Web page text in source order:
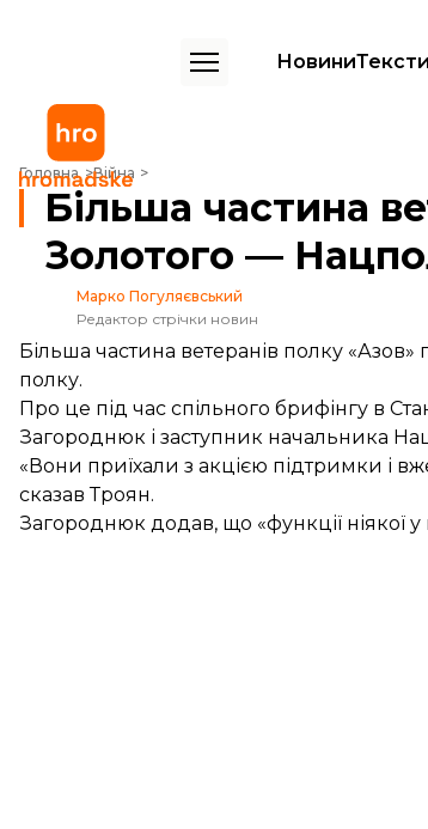
НовиниТексти
Головна Війна
Більша частина ветеранів «Азову» поїхали із
Більша частина
Золотого —
Марко Погуляєвський
Редактор стрічки новин
Більша частина ветеранів полку «Азов»
полку.
Про це під час спільного брифінгу в
Загороднюк і заступник начальника
«Вони приїхали з акцією підтримки і
сказав Троян.
Загороднюк додав, що «функції ніякої у